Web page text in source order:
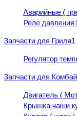
Аварийные (
Реле давления
Запчасти для Гриля1
Регулятор
Запчасти для
Двигатель (
Крышка чаши